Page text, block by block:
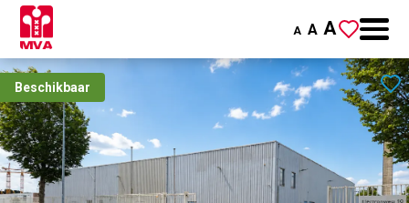
A A A
Beschikbaar